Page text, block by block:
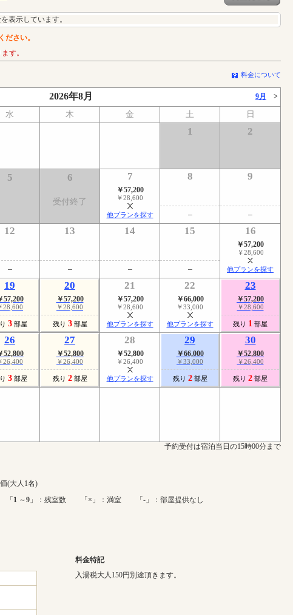
表示しています。
ださい。
す。
料金について
2026年8月 9月 >
水 木 金 土 日
1 2
5 6
受付終了
7
￥57,200
￥28,600
他プランを探す
8 9
12 13 14 15 16
￥57,200
￥28,600
他プランを探す
19
57,200
28,600
3 部屋
20
￥57,200
￥28,600
残り 3 部屋
21
￥57,200
￥28,600
他プランを探す
22
￥66,000
￥33,000
他プランを探す
23
￥57,200
￥28,600
残り 1 部屋
26
52,800
26,400
3 部屋
27
￥52,800
￥26,400
残り 2 部屋
28
￥52,800
￥26,400
他プランを探す
29
￥66,000
￥33,000
残り 2 部屋
30
￥52,800
￥26,400
残り 2 部屋
予約受付は宿泊当日の15時00分まで
(大人1名)
「1 ～9 」：残室数 「× 」：満室 「-」：部屋提供なし
料金特記
入湯税大人150円別途頂きます。